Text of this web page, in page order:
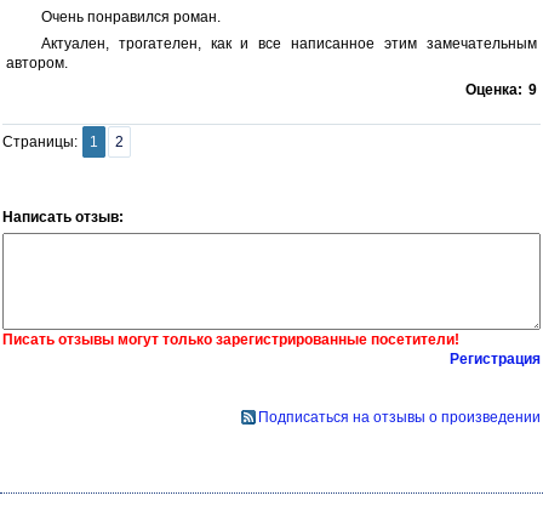
Очень понравился роман.
Актуален, трогателен, как и все написанное этим замечательным
автором.
Оценка: 9
Страницы: 1 2
Написать отзыв:
Писать отзывы могут только зарегистрированные посетители!
Регистрация
Подписаться на отзывы о произведении